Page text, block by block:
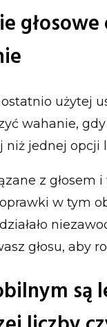
użytej
wahanie,
niż jednej opcji
z głosem
w tym
głosu, aby
są